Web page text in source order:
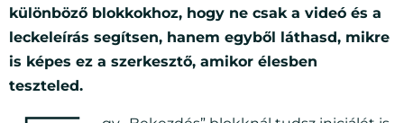
különböző blokkokhoz, hogy ne csak a videó és a
leckeleírás segítsen, hanem egyből láthasd, mikre
is képes ez a szerkesztő, amikor élesben
teszteled.